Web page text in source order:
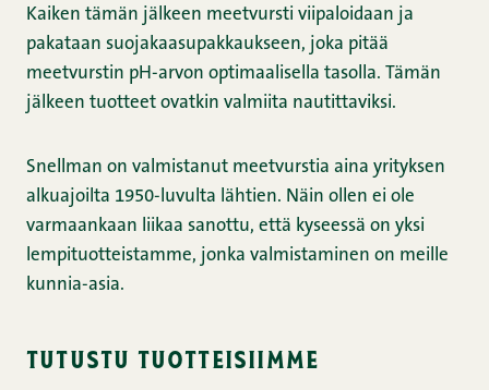
Kaiken tämän jälkeen meetvursti viipaloidaan ja
pakataan suojakaasupakkaukseen, joka pitää
meetvurstin pH-arvon optimaalisella tasolla. Tämän
jälkeen tuotteet ovatkin valmiita nautittaviksi.
Snellman on valmistanut meetvurstia aina yrityksen
alkuajoilta 1950-luvulta lähtien. Näin ollen ei ole
varmaankaan liikaa sanottu, että kyseessä on yksi
lempituotteistamme, jonka valmistaminen on meille
kunnia-asia.
tutustu tuotteisiimme